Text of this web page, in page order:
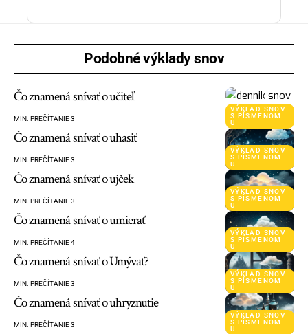
Podobné výklady snov
VÝKLAD SNOV
S PÍSMENOM
U
Čo znamená snívať o učiteľ
MIN. PREČÍTANIE 3
VÝKLAD SNOV
S PÍSMENOM
U
Čo znamená snívať o uhasiť
MIN. PREČÍTANIE 3
VÝKLAD SNOV
S PÍSMENOM
U
Čo znamená snívať o ujček
MIN. PREČÍTANIE 3
VÝKLAD SNOV
S PÍSMENOM
U
Čo znamená snívať o umierať
MIN. PREČÍTANIE 4
VÝKLAD SNOV
S PÍSMENOM
U
Čo znamená snívať o Umývať?
MIN. PREČÍTANIE 3
VÝKLAD SNOV
S PÍSMENOM
U
Čo znamená snívať o uhryznutie
MIN. PREČÍTANIE 3